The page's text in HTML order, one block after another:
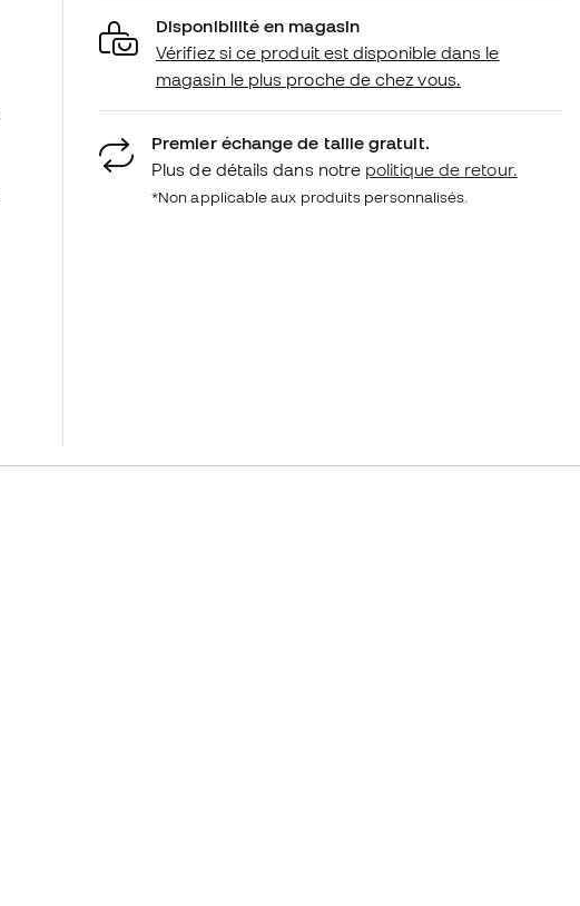
Disponibilité en magasin
Vérifiez si ce produit est disponible dans le
magasin le plus proche de chez vous.
Premier échange de taille gratuit.
Plus de détails dans notre politique de retour.
*Non applicable aux produits personnalisés.